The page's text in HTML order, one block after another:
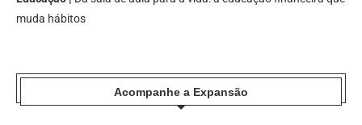
muda hábitos
Acompanhe a Expansão